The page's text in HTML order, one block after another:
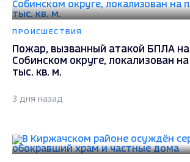
ПРОИСШЕСТВИЯ
Пожар, вызванный атакой БПЛА на
Собинском округе, локализован
тыс. кв. м.
3 дня назад